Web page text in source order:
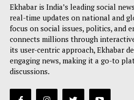
Ekhabar is India’s leading social
real-time updates on national and
focus on social issues, politics, and
connects millions through
its user-centric approach, Ekhabar
engaging news, making it a go-to
discussions.